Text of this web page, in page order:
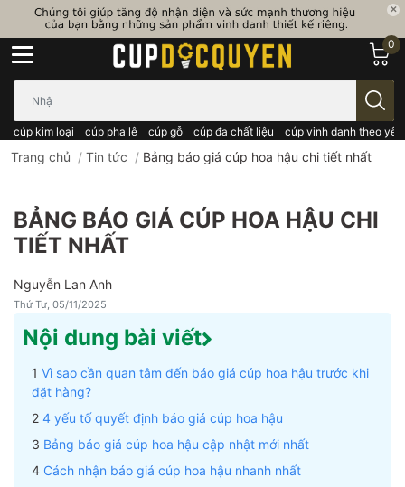
cúp kim loại cúp pha lê cúp gỗ cúp đa chất liệu cúp vinh danh theo
0
Trang chủ / Tin tức / Bảng báo giá cúp hoa hậu chi tiết nhất
BẢNG BÁO GIÁ CÚP HOA HẬU CHI
TIẾT NHẤT
Nguyễn Lan Anh
Thứ Tư, 05/11/2025
Nội dung bài viết
Vì sao cần quan tâm đến báo giá cúp hoa hậu trước khi
đặt hàng?
4 yếu tố quyết định báo giá cúp hoa hậu
Bảng báo giá cúp hoa hậu cập nhật mới nhất
Cách nhận báo giá cúp hoa hậu nhanh nhất